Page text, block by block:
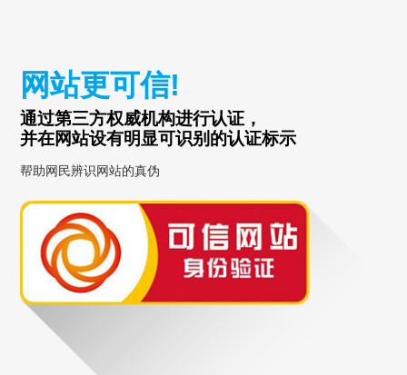
网站更可信!
通过第三方权威机构进行认证，
并在网站设有明显可识别的认证标示
帮助网民辨识网站的真伪